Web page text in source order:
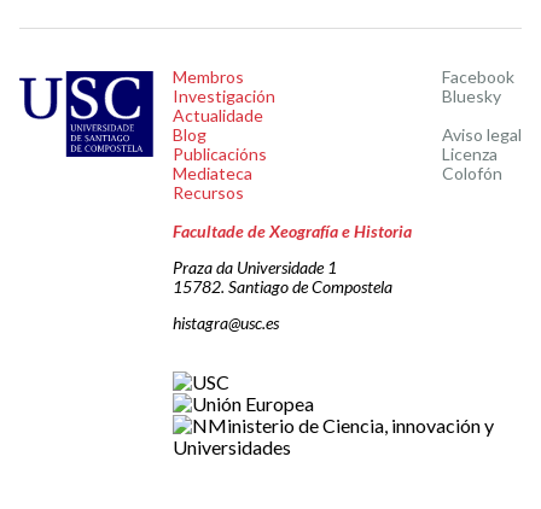
Membros
Investigación
Actualidade
Blog
Publicacións
Mediateca
Recursos
Facebook
Bluesky
Aviso legal
Licenza
Colofón
Facultade de Xeografía e Historia
Praza da Universidade 1
15782. Santiago de Compostela
histagra@usc.es